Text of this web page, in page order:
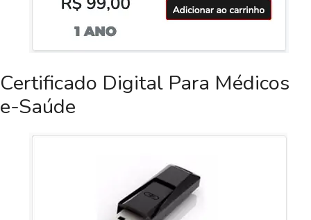
Certificado Digital Para Médicos
e-Saúde